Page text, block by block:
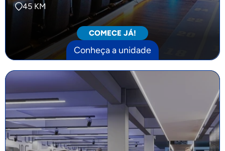
45 KM
COMECE JÁ!
Conheça a unidade